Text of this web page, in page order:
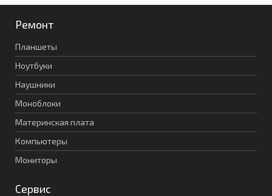
Ремонт
Планшеты
Ноутбуки
Наушники
Моноблоки
Материнская плата
Компьютеры
Мониторы
Сервис